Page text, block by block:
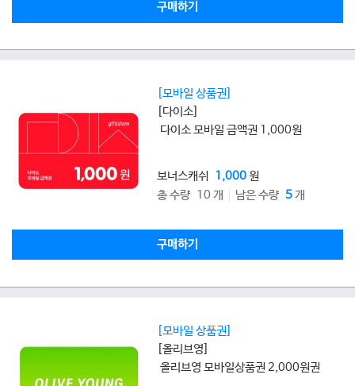
구매하기
[모바일 상품권]
[다이소]
다이소 모바일 금액권 1,000원
보너스캐쉬 1,000원
총 수량 10 개
남은 수량 5개
구매하기
[모바일 상품권]
[올리브영]
올리브영 모바일상품권 2,000원권